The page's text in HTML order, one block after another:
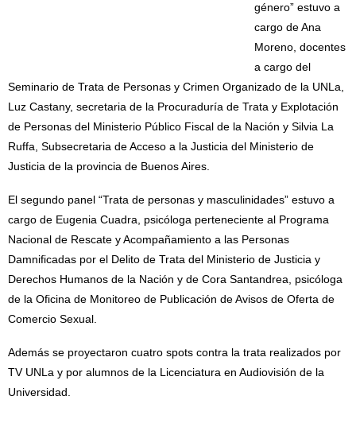
género” estuvo a
cargo de Ana
Moreno, docentes
a cargo del
Seminario de Trata de Personas y Crimen Organizado de la UNLa,
Luz Castany, secretaria de la Procuraduría de Trata y Explotación
de Personas del Ministerio Público Fiscal de la Nación y Silvia La
Ruffa, Subsecretaria de Acceso a la Justicia del Ministerio de
Justicia de la provincia de Buenos Aires.
El segundo panel “Trata de personas y masculinidades” estuvo a
cargo de Eugenia Cuadra, psicóloga perteneciente al Programa
Nacional de Rescate y Acompañamiento a las Personas
Damnificadas por el Delito de Trata del Ministerio de Justicia y
Derechos Humanos de la Nación y de Cora Santandrea, psicóloga
de la Oficina de Monitoreo de Publicación de Avisos de Oferta de
Comercio Sexual.
Además se proyectaron cuatro spots contra la trata realizados por
TV UNLa y por alumnos de la Licenciatura en Audiovisión de la
Universidad.